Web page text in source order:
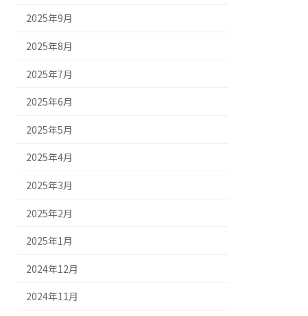
2025年9月
2025年8月
2025年7月
2025年6月
2025年5月
2025年4月
2025年3月
2025年2月
2025年1月
2024年12月
2024年11月